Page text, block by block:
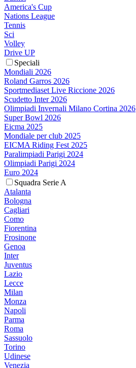
America's Cup
Nations League
Tennis
Sci
Volley
Drive UP
Speciali
Mondiali 2026
Roland Garros 2026
Sportmediaset Live Riccione 2026
Scudetto Inter 2026
Olimpiadi Invernali Milano Cortina 2026
Super Bowl 2026
Eicma 2025
Mondiale per club 2025
EICMA Riding Fest 2025
Paralimpiadi Parigi 2024
Olimpiadi Parigi 2024
Euro 2024
Squadra Serie A
Atalanta
Bologna
Cagliari
Como
Fiorentina
Frosinone
Genoa
Inter
Juventus
Lazio
Lecce
Milan
Monza
Napoli
Parma
Roma
Sassuolo
Torino
Udinese
Venezia